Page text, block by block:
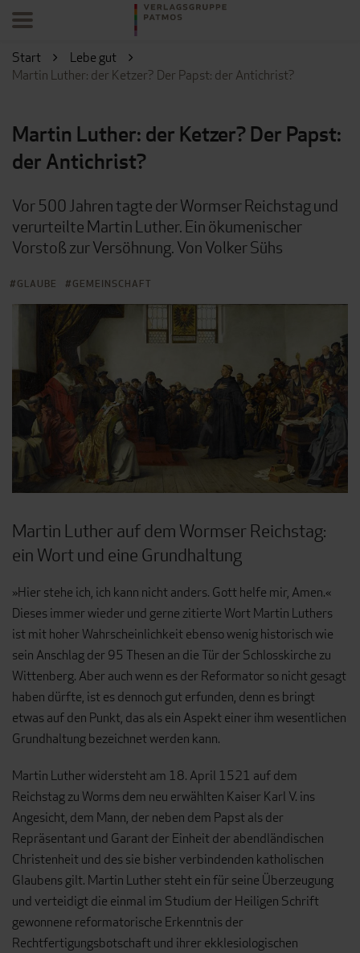
Start
Lebe gut
Martin Luther: der Ketzer? Der Papst: der Antichrist?
Martin Luther: der Ketzer? Der Papst:
der Antichrist?
Vor 500 Jahren tagte der Wormser Reichstag und
verurteilte Martin Luther. Ein ökumenischer
Vorstoß zur Versöhnung. Von Volker Sühs
GLAUBE GEMEINSCHAFT
Martin Luther auf dem Wormser Reichstag:
ein Wort und eine Grundhaltung
»Hier stehe ich, ich kann nicht anders. Gott helfe mir, Amen.«
Dieses immer wieder und gerne zitierte Wort Martin Luthers
ist mit hoher Wahrscheinlichkeit ebenso wenig historisch wie
sein Anschlag der 95 Thesen an die Tür der Schlosskirche zu
Wittenberg. Aber auch wenn es der Reformator so nicht gesagt
haben dürfte, ist es dennoch gut erfunden, denn es bringt
etwas auf den Punkt, das als ein Aspekt einer ihm wesentlichen
Grundhaltung bezeichnet werden kann.
Martin Luther widersteht am 18. April 1521 auf dem
Reichstag zu Worms dem neu erwählten Kaiser Karl V. ins
Angesicht, dem Mann, der neben dem Papst als der
Repräsentant und Garant der Einheit der abendländischen
Christenheit und des sie bisher verbindenden katholischen
Glaubens gilt. Martin Luther steht ein für seine Überzeugung
und verteidigt die einmal im Studium der Heiligen Schrift
gewonnene reformatorische Erkenntnis der
Rechtfertigungsbotschaft und ihrer ekklesiologischen